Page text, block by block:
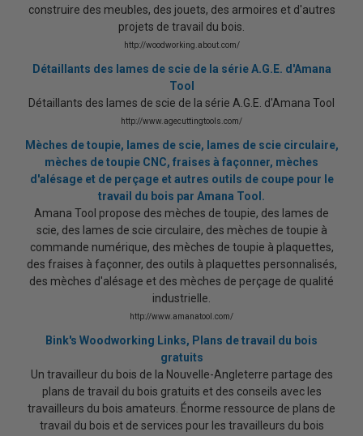
construire des meubles, des jouets, des armoires et d'autres
projets de travail du bois.
http://woodworking.about.com/
Détaillants des lames de scie de la série A.G.E. d'Amana
Tool
Détaillants des lames de scie de la série A.G.E. d'Amana Tool
http://www.agecuttingtools.com/
Mèches de toupie, lames de scie, lames de scie circulaire,
mèches de toupie CNC, fraises à façonner, mèches
d'alésage et de perçage et autres outils de coupe pour le
travail du bois par Amana Tool.
Amana Tool propose des mèches de toupie, des lames de
scie, des lames de scie circulaire, des mèches de toupie à
commande numérique, des mèches de toupie à plaquettes,
des fraises à façonner, des outils à plaquettes personnalisés,
des mèches d'alésage et des mèches de perçage de qualité
industrielle.
http://www.amanatool.com/
Bink's Woodworking Links, Plans de travail du bois
gratuits
Un travailleur du bois de la Nouvelle-Angleterre partage des
plans de travail du bois gratuits et des conseils avec les
travailleurs du bois amateurs. Énorme ressource de plans de
travail du bois et de services pour les travailleurs du bois